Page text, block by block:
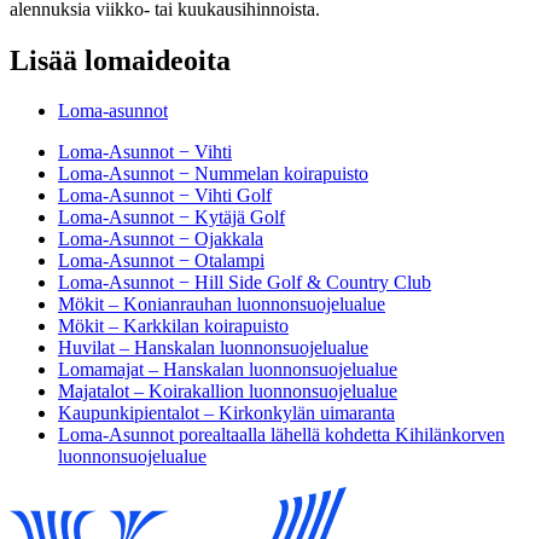
alennuksia viikko- tai kuukausihinnoista.
Lisää lomaideoita
Loma-asunnot
Loma-Asunnot − Vihti
Loma-Asunnot − Nummelan koirapuisto
Loma-Asunnot − Vihti Golf
Loma-Asunnot − Kytäjä Golf
Loma-Asunnot − Ojakkala
Loma-Asunnot − Otalampi
Loma-Asunnot − Hill Side Golf & Country Club
Mökit – Konianrauhan luonnonsuojelualue
Mökit – Karkkilan koirapuisto
Huvilat – Hanskalan luonnonsuojelualue
Lomamajat – Hanskalan luonnonsuojelualue
Majatalot – Koirakallion luonnonsuojelualue
Kaupunkipientalot – Kirkonkylän uimaranta
Loma-Asunnot porealtaalla lähellä kohdetta Kihilänkorven
luonnonsuojelualue